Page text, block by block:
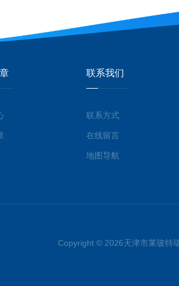
联系我们
联系方式
在线留言
地图导航
Copyright © 2026天津市莱玻特